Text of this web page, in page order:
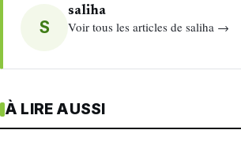
S
saliha
Voir tous les articles de saliha →
À LIRE AUSSI